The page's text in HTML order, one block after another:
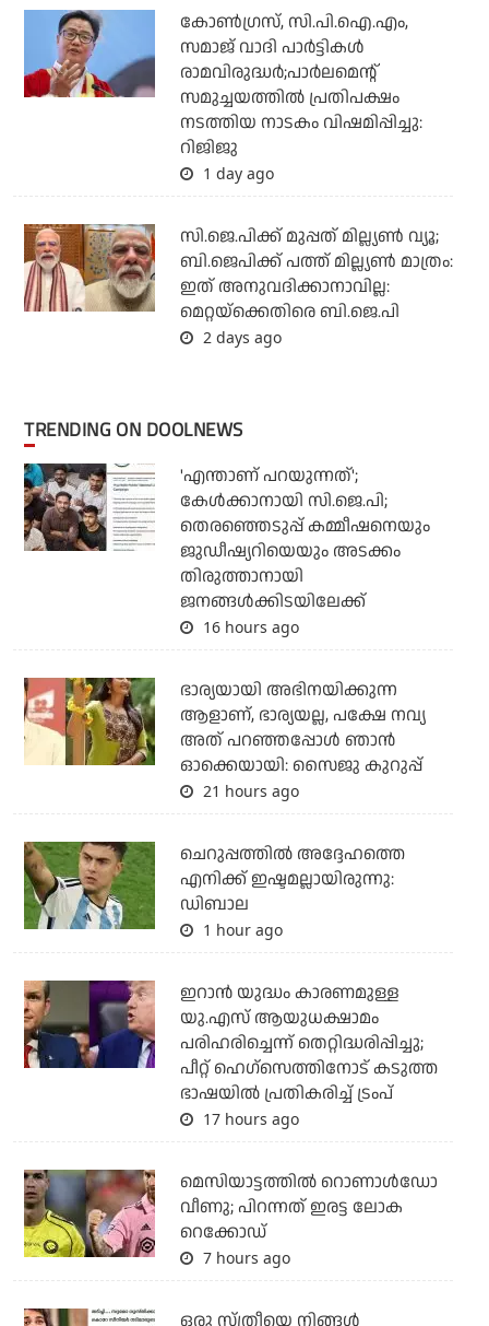
കോണ്‍ഗ്രസ്, സി.പി.ഐ.എം,
സമാജ് വാദി പാര്‍ട്ടികള്‍
രാമവിരുദ്ധര്‍;പാര്‍ലമെന്റ്
സമുച്ചയത്തില്‍ പ്രതിപക്ഷം
നടത്തിയ നാടകം വിഷമിപ്പിച്ചു:
റിജിജു
1 day ago
സി.ജെ.പിക്ക് മുപ്പത് മില്ല്യണ്‍ വ്യൂ;
ബി.ജെപിക്ക് പത്ത് മില്ല്യണ്‍ മാത്രം:
ഇത് അനുവദിക്കാനാവില്ല:
മെറ്റയ്‌ക്കെതിരെ ബി.ജെ.പി
2 days ago
TRENDING ON DOOLNEWS
'എന്താണ് പറയുന്നത്';
കേള്‍ക്കാനായി സി.ജെ.പി;
തെരഞ്ഞെടുപ്പ് കമ്മീഷനെയും
ജുഡീഷ്യറിയെയും അടക്കം
തിരുത്താനായി
ജനങ്ങള്‍ക്കിടയിലേക്ക്
16 hours ago
ഭാര്യയായി അഭിനയിക്കുന്ന
ആളാണ്, ഭാര്യയല്ല, പക്ഷേ നവ്യ
അത് പറഞ്ഞപ്പോള്‍ ഞാന്‍
ഓക്കെയായി: സൈജു കുറുപ്പ്
21 hours ago
ചെറുപ്പത്തില്‍ അദ്ദേഹത്തെ
എനിക്ക് ഇഷ്ടമല്ലായിരുന്നു:
ഡിബാല
1 hour ago
ഇറാന്‍ യുദ്ധം കാരണമുള്ള
യു.എസ് ആയുധക്ഷാമം
പരിഹരിച്ചെന്ന് തെറ്റിദ്ധരിപ്പിച്ചു;
പീറ്റ് ഹെഗ്‌സെത്തിനോട് കടുത്ത
ഭാഷയില്‍ പ്രതികരിച്ച് ട്രംപ്
17 hours ago
മെസിയാട്ടത്തില്‍ റൊണാള്‍ഡോ
വീണു; പിറന്നത് ഇരട്ട ലോക
റെക്കോഡ്
7 hours ago